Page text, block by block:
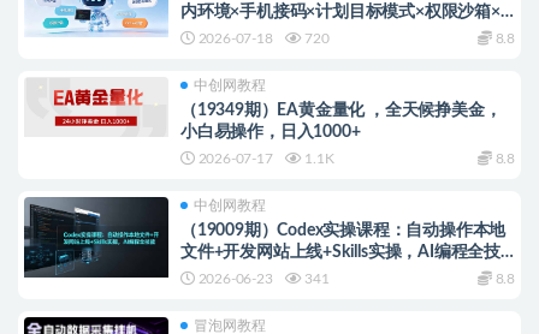
内环境×手机接码×计划目标模式×权限沙箱×
服务器连接×GitHub操作
2026-07-18 720 8.8
中创网教程
（19349期）EA黄金量化 ，全天候挣美金，
小白易操作，日入1000+
2026-07-17 1.1K 8.8
中创网教程
（19009期）Codex实操课程：自动操作本地
文件+开发网站上线+Skills实操，AI编程全技
能2026-06-23 341 8.8
冒泡网教程